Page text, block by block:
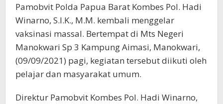
Pamobvit Polda Papua Barat Kombes Pol. Hadi
Winarno, S.I.K., M.M. kembali menggelar
vaksinasi massal. Bertempat di Mts Negeri
Manokwari Sp 3 Kampung Aimasi, Manokwari,
(09/09/2021) pagi, kegiatan tersebut diikuti oleh
pelajar dan masyarakat umum.
Direktur Pamobvit Kombes Pol. Hadi Winarno,